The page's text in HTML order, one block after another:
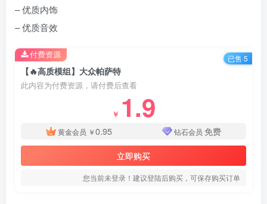
– 优质内饰
– 优质音效
【🔥高质模组】大众帕萨特
此内容为付费资源，请付费后查看
￥ 1.9
黄金会员 ￥0.95 钻石会员 免费
立即购买
您当前未登录！建议登陆后购买，可保存购买订单
付费资源 已售 5